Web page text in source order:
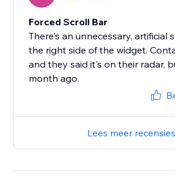
Forced Scroll Bar
There's an unnecessary, artificial
the right side of the widget.
and they said it's on their radar,
month ago.
Lees meer recensies